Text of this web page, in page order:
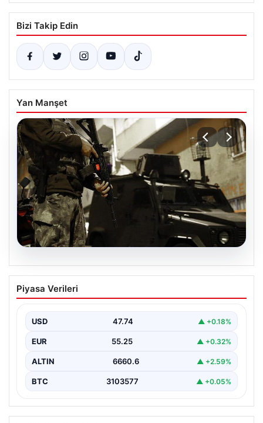
Bizi Takip Edin
Yan Manşet
07.08.2026
Türkiye Genelinde DAEŞ’e Karşı Geniş
Kapsamlı Operasyon
yönelik 30 şehirde büyük çaplı bir operasyon
gerçekleştirildi. Jandarma…
Piyasa Verileri
USD 47.74 ▲ +0.18%
EUR 55.25 ▲ +0.32%
ALTIN 6660.6 ▲ +2.59%
BTC 3103577 ▲ +0.05%